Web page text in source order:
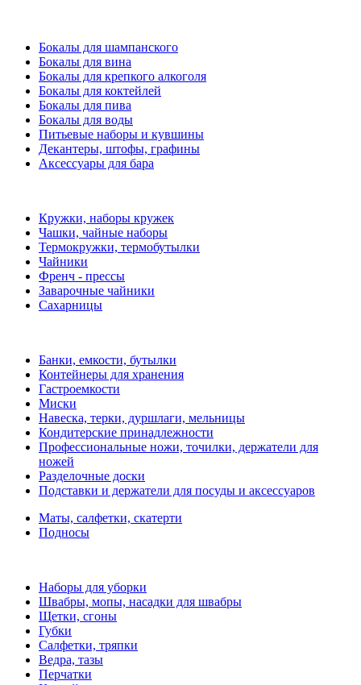
Бокалы для шампанского
Бокалы для вина
Бокалы для крепкого алкоголя
Бокалы для коктейлей
Бокалы для пива
Бокалы для воды
Питьевые наборы и кувшины
Декантеры, штофы, графины
Аксессуары для бара
Кружки, наборы кружек
Чашки, чайные наборы
Термокружки, термобутылки
Чайники
Френч - прессы
Заварочные чайники
Сахарницы
Банки, емкости, бутылки
Контейнеры для хранения
Гастроемкости
Миски
Навеска, терки, дуршлаги, мельницы
Кондитерские принадлежности
Профессиональные ножи, точилки, держатели для
ножей
Разделочные доски
Подставки и держатели для посуды и аксессуаров
Маты, салфетки, скатерти
Подносы
Наборы для уборки
Швабры, мопы, насадки для швабры
Щетки, сгоны
Губки
Салфетки, тряпки
Ведра, тазы
Перчатки